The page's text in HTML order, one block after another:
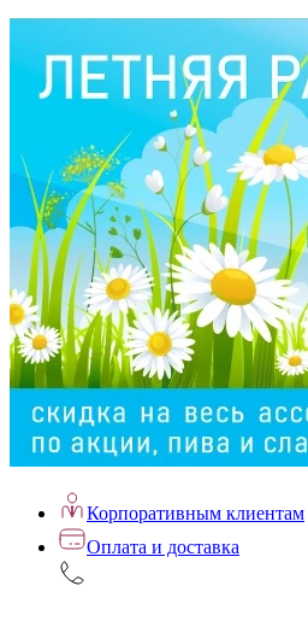
Корпоративным клиентам
Оплата и доставка